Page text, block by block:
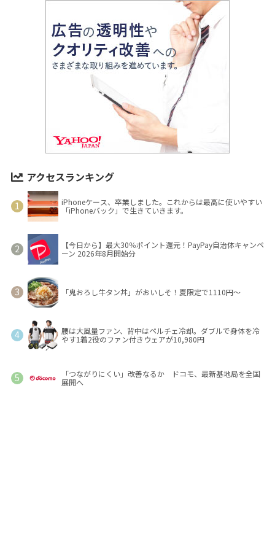
アクセスランキング
iPhoneケース、卒業しました。これからは最高に使いやすい
「iPhoneバック」で生きていきます。
【今日から】最大30％ポイント還元！PayPay自治体キャンペ
ーン 2026年8月開始分
「鬼おろし牛タン丼」がおいしそ！夏限定で1110円～
腰は大風量ファン、背中はペルチェ冷却。ダブルで身体を冷
やす1着2役のファン付きウェアが10,980円
「つながりにくい」改善なるか ドコモ、最新基地局を全国
展開へ